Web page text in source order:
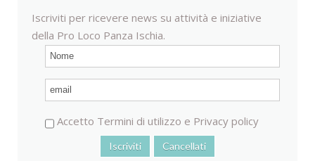
Iscriviti per ricevere news su attività e iniziative
della Pro Loco Panza Ischia.
Accetto Termini di utilizzo e Privacy policy